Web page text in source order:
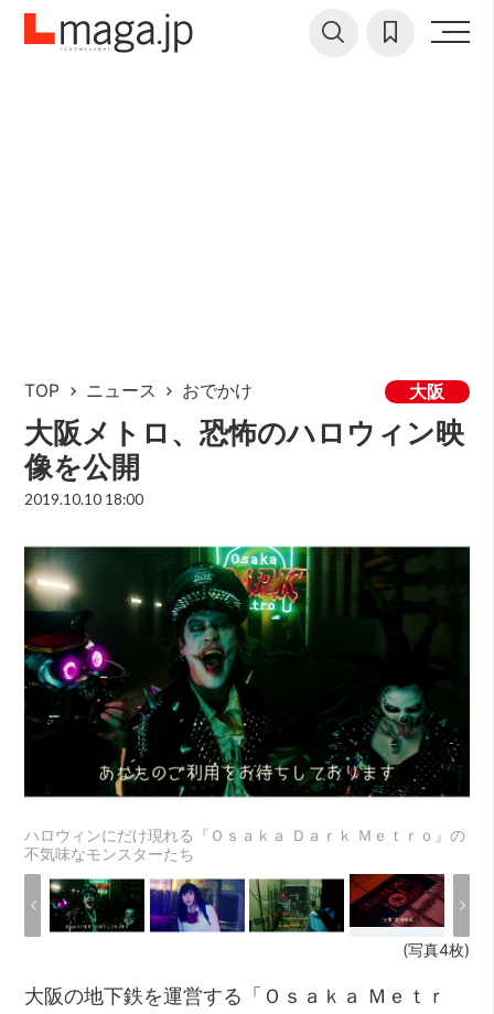
TOP ニュース おでかけ 大阪
大阪メトロ、恐怖のハロウィン映
像を公開
2019.10.10 18:00
ハロウィンにだけ現れる『Ｏｓａｋａ Ｄａｒｋ Ｍｅｔｒｏ』の
不気味なモンスターたち
(写真4枚)
大阪の地下鉄を運営する「Ｏｓａｋａ Ｍｅｔｒ